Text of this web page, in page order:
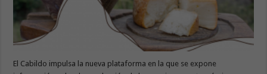
El Cabildo impulsa la nueva plataforma en la que se expone